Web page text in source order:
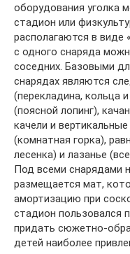
оборудования уголка
стадион или
располагаются в виде
с одного снаряда
соседних. Базовыми
снарядах являются
(перекладина, кольца
(поясной лопинг),
качели и
(комнатная горка),
лесенка) и лазанье
Под всеми снарядами
размещается мат,
амортизацию при
стадион пользовался
придать сюжетно-
детей наиболее